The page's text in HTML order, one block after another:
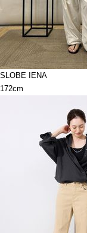
SLOBE IENA
172cm